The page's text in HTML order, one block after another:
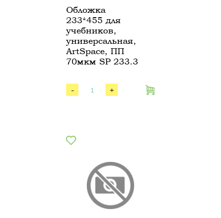
Обложка
233*455 для
учебников,
универсальная,
ArtSpace, ПП
70мкм SP 233.3
- +